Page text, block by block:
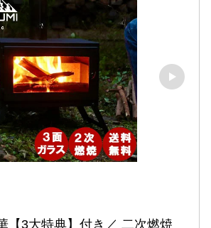
【3大特典】付き／ 二次燃焼